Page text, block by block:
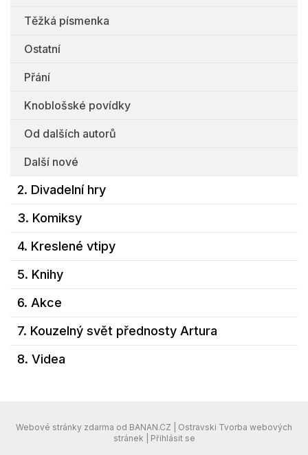
Těžká písmenka
Ostatní
Přání
Knoblošské povídky
Od dalších autorů
Další nové
2. Divadelní hry
3. Komiksy
4. Kreslené vtipy
5. Knihy
6. Akce
7. Kouzelný svět přednosty Artura
8. Videa
Webové stránky zdarma od BANAN.CZ
Ostravski Tvorba webových
stránek
Přihlásit se